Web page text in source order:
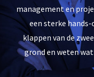
management en
een sterke
klappen van de
grond en weten